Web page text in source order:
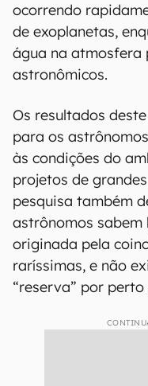
ocorrendo
de exoplanetas,
água na atmosfera
astronômicos.
Os resultados
para os
às condições do
projetos de
pesquisa também
astrônomos sabem
originada pela
raríssimas, e não
“reserva” por